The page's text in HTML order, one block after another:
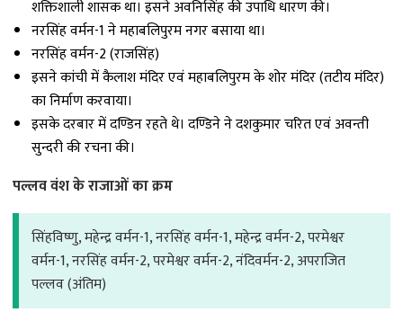
शक्तिशाली शासक था। इसने अवनिसिंह की उपाधि धारण की।
नरसिंह वर्मन-1 ने महाबलिपुरम नगर बसाया था।
नरसिंह वर्मन-2 (राजसिंह)
इसने कांची में कैलाश मंदिर एवं महाबलिपुरम के शोर मंदिर (तटीय मंदिर)
का निर्माण करवाया।
इसके दरबार में दण्डिन रहते थे। दण्डिने ने दशकुमार चरित एवं अवन्ती
सुन्दरी की रचना की।
पल्लव वंश के राजाओं का क्रम
सिंहविष्णु, महेन्द्र वर्मन-1, नरसिंह वर्मन-1, महेन्द्र वर्मन-2, परमेश्वर
वर्मन-1, नरसिंह वर्मन-2, परमेश्वर वर्मन-2, नंदिवर्मन-2, अपराजित
पल्लव (अंतिम)